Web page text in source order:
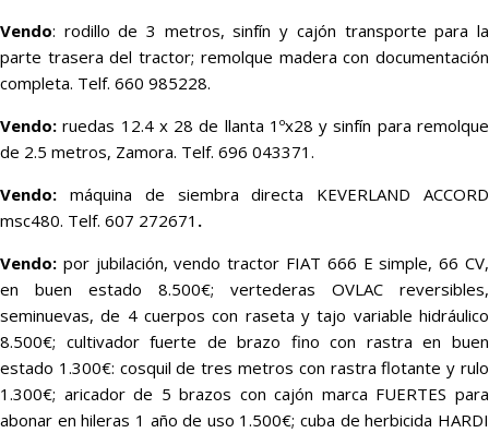
Vendo: rodillo de 3 metros, sinfín y cajón transporte para la
parte trasera del tractor; remolque madera con documentación
completa. Telf. 660 985228.
Vendo: ruedas 12.4 x 28 de llanta 1ºx28 y sinfín para remolque
de 2.5 metros, Zamora. Telf. 696 043371.
Vendo: máquina de siembra directa KEVERLAND ACCORD
msc480. Telf. 607 272671 .
Vendo: por jubilación, vendo tractor FIAT 666 E simple, 66 CV,
en buen estado 8.500€; vertederas OVLAC reversibles,
seminuevas, de 4 cuerpos con raseta y tajo variable hidráulico
8.500€; cultivador fuerte de brazo fino con rastra en buen
estado 1.300€: cosquil de tres metros con rastra flotante y rulo
1.300€; aricador de 5 brazos con cajón marca FUERTES para
abonar en hileras 1 año de uso 1.500€; cuba de herbicida HARDI